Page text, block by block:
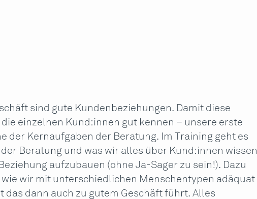
sind gute Kundenbeziehungen. Damit diese
einzelnen Kund:innen gut kennen – unsere erste
der Kernaufgaben der Beratung. Im Training geht es
Beratung und was wir alles über Kund:innen wissen
aufzubauen (ohne Ja-Sager zu sein!). Dazu
wir mit unterschiedlichen Menschentypen adäquat
das dann auch zu gutem Geschäft führt. Alles